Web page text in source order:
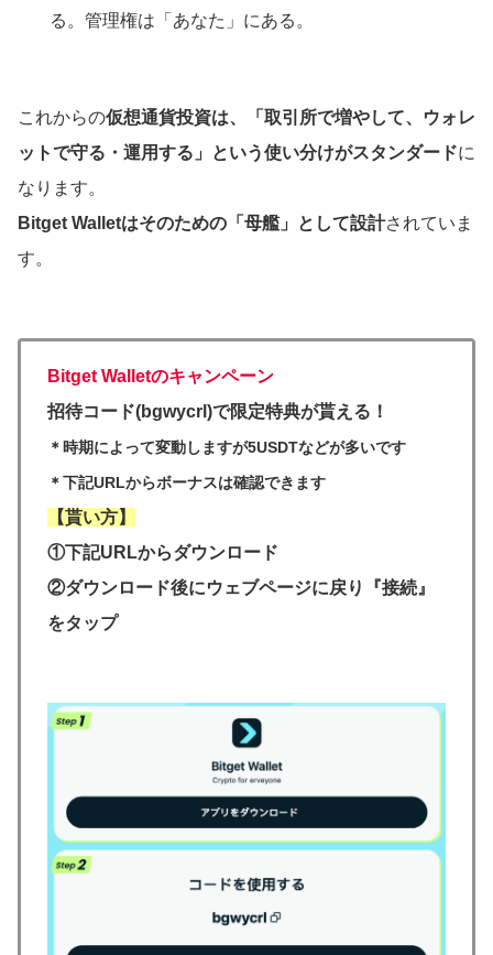
る。管理権は「あなた」にある。
これからの仮想通貨投資は、「取引所で増やして、ウォレ
ットで守る・運用する」という使い分けがスタンダードに
なります。
Bitget Walletはそのための「母艦」として設計されていま
す。
Bitget Walletのキャンペーン
招待コード(bgwycrl)で限定特典が貰える！
＊時期によって変動しますが5USDTなどが多いです
＊下記URLからボーナスは確認できます
【貰い方】
①下記URLからダウンロード
②ダウンロード後にウェブページに戻り『接続』
をタップ